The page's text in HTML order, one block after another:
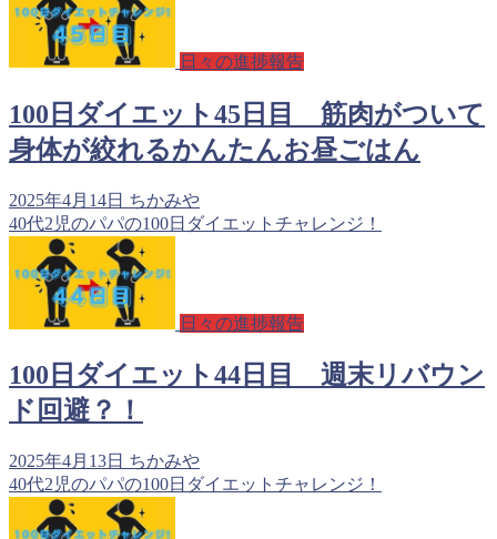
日々の進捗報告
100日ダイエット45日目 筋肉がついて
身体が絞れるかんたんお昼ごはん
2025年4月14日 ちかみや
40代2児のパパの100日ダイエットチャレンジ！
日々の進捗報告
100日ダイエット44日目 週末リバウン
ド回避？！
2025年4月13日 ちかみや
40代2児のパパの100日ダイエットチャレンジ！